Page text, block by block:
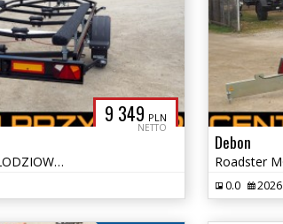
9 349 PLN
NETTO
G2/01H/1350V/O2 / PODŁODZIOWA / DMC: 1350 KG
Debon
0.0 2026